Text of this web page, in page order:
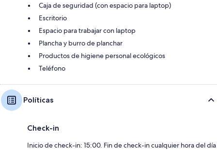
Caja de seguridad (con espacio para laptop)
Escritorio
Espacio para trabajar con laptop
Plancha y burro de planchar
Productos de higiene personal ecológicos
Teléfono
Políticas
Check-in
Inicio de check-in: 15:00. Fin de check-in cualquier hora del día